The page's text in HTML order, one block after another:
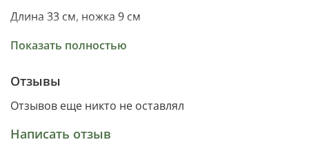
Длина 33 см, ножка 9 см
Материал пластик
Показать полностью
Отзывы
Отзывов еще никто не оставлял
Написать отзыв